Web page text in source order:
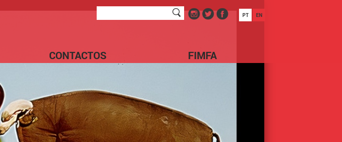
CONTACTOS FIMFA
PT EN